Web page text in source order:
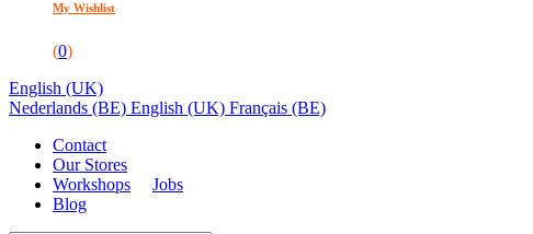
My Wishlist
(0)
English (UK)
Nederlands (BE) English (UK) Français (BE)
Contact
Our Stores
Workshops
Jobs
Blog